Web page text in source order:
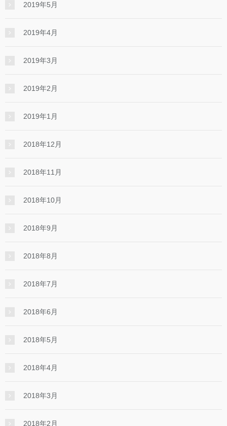
2019年5月
2019年4月
2019年3月
2019年2月
2019年1月
2018年12月
2018年11月
2018年10月
2018年9月
2018年8月
2018年7月
2018年6月
2018年5月
2018年4月
2018年3月
2018年2月